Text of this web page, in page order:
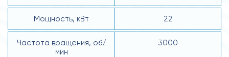
Мощность, кВт 22
Частота вращения, об/
мин
3000